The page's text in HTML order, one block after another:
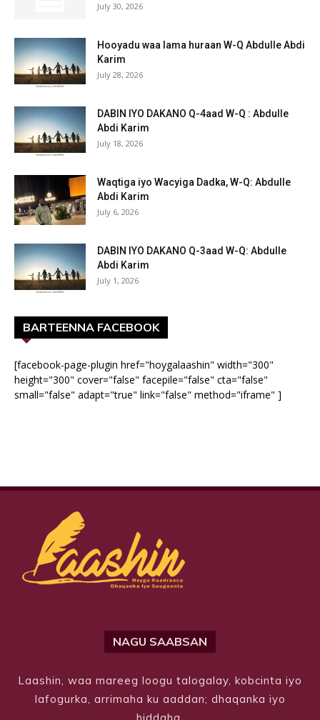
July 30, 2026
Hooyadu waa lama huraan W-Q Abdulle Abdi
Karim
July 28, 2026
DABIN IYO DAKANO Q-4aad W-Q : Abdulle
Abdi Karim
July 18, 2026
Waqtiga iyo Wacyiga Dadka, W-Q: Abdulle
Abdi Karim
July 6, 2026
DABIN IYO DAKANO Q-3aad W-Q: Abdulle
Abdi Karim
July 1, 2026
BARTEENNA FACEBOOK
[facebook-page-plugin href="hoygalaashin" width="300"
height="300" cover="false" facepile="false" cta="false"
small="false" adapt="true" link="false" method="iframe" ]
NAGU SAABSAN
Laashin, waa mareeg loogu talogalay, kobcinta iyo
lafogurka, arrimaha ku aaddan; dhaqanka iyo